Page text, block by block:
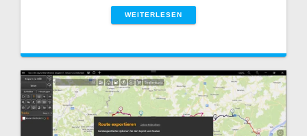
WEITERLESEN